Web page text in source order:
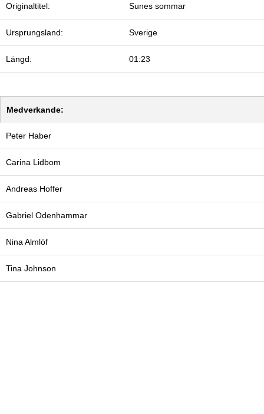
Originaltitel: Sunes sommar
Ursprungsland: Sverige
Längd: 01:23
Medverkande:
Peter Haber
Carina Lidbom
Andreas Hoffer
Gabriel Odenhammar
Nina Almlöf
Tina Johnson